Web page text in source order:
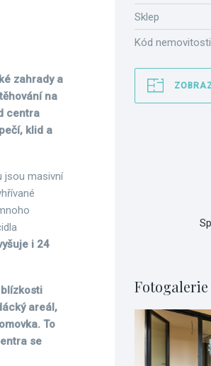
Sklep
Kód nemovitosti
Fotogalerie
zahrady a
na
centra
klid a
jsou masivní
i 24
areál,
To
se